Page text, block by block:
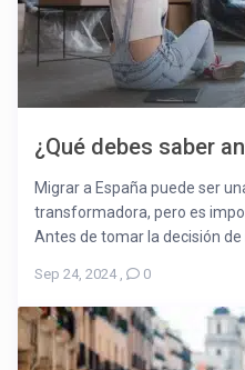
¿Qué debes saber
Migrar a España puede ser
transformadora, pero es
Antes de tomar la decisión de
Sep 24, 2024, 0